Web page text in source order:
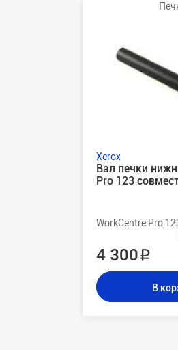
Xerox
Вал печки
Pro 123
WorkCentre Pro
4 300 ₽
В